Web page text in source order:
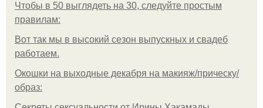
Чтобы в 50 выглядеть на 30, следуйте простым
правилам:
Вот так мы в высокий сезон выпускных и свадеб
работаем.
Окошки на выходные декабря на макияж/прическу/
образ: